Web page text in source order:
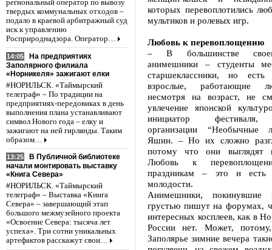
региональный оператор по вывозу
твердых коммунальных отходов –
подало в краевой арбитражный суд
иск к управлению
Росприроднадзора. Оператор…
14:05
На предприятиях
Заполярного филиала
«Норникеля» зажигают елки
#НОРИЛЬСК. «Таймырский
телеграф» – По традиции на
предприятиях-передовиках в день
выполнения плана устанавливают
символ Нового года – елку и
зажигают на ней гирлянды. Таким
образом…
13:25
В Публичной библиотеке
начали монтировать выставку
«Книга Севера»
#НОРИЛЬСК. «Таймырский
телеграф» – Выставка «Книга
Севера» – завершающий этап
большого межмузейного проекта
«Освоение Севера: тысяча лет
успеха». Три сотни уникальных
артефактов расскажут свои…
которых перевоплотились
мультиков и ролевых игр.
Любовь к перевоплощению
– В большинстве
анимешники – студенты
старшеклассники, но
взрослые, работающие
несмотря на возраст, не
увлечение японской
инициатор фестиваля,
организации “Необычные
Яшин. – Но их сложно
потому что они выглядят
Любовь к
праздникам – это и есть
молодости.
Анимешники,
грустью пишут на форумах,
интересных косплеев, как в
России нет. Может,
Заполярье зимние вечера